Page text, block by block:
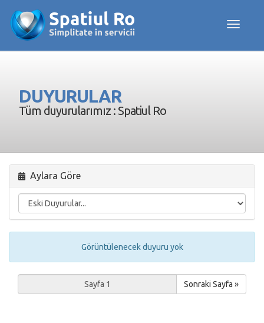
Toggle
DUYURULAR
Tüm duyurularımız : Spatiul Ro
Aylara Göre
Görüntülenecek duyuru yok
Sonraki Sayfa »